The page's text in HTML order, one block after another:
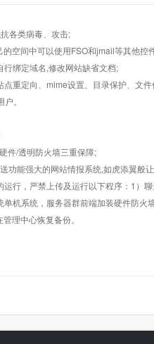
各类病毒、攻击;
空间中可以使用FSO和jmail等其他控
绑定域名,修改网站缺省文档;
重定向、mime设置、目录保护、文
。
件/透明防火墙三重保障;
功能强大的网站情报系统,如虎添翼般
行，严禁上传及运行以下程序：1）
机系统，服务器群前端加装硬件防
理中心恢复备份。